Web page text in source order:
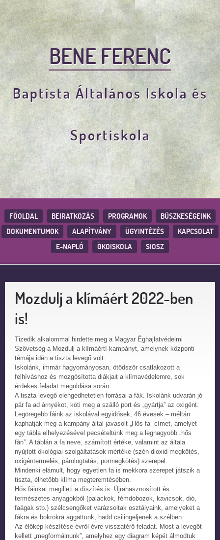
BENE FERENC
Baptista Általános Iskola és
Sportiskola
FŐOLDAL BEIRATKOZÁS PROGRAMOK
BÜSZKESÉGEINK
DOKUMENTUMOK
ALAPÍTVÁNY ÜGYINTÉZÉS
KAPCSOLAT
E-NAPLÓ
ÖKOISKOLA SIOSZ
Mozdulj a klímáért 2022-ben
is!
Tizedik alkalommal hirdette meg a Magyar Éghajlatvédelmi
Szövetség a Mozdulj a klímáért! kampányt, amelynek központi
témája idén a tiszta levegő volt.
Iskolánk, immár hagyományosan, ötödször csatlakozott a
felhíváshoz és mozgósította diákjait a klímavédelemre, sok
érdekes feladat megoldása során.
A tiszta levegő elengedhetetlen forrásai a fák. Iskolánk udvarán jó
pár fa ad árnyékot, köti meg a szálló port és „gyártja” az oxigént.
Legöregebb fáink az iskolával egyidősek, 46 évesek – méltán
kaphatják meg a kampány által javasolt „Hős fa” címet, amelyet
egy tábla elhelyezésével pecsételtünk meg a legnagyobb „hős
fán”. A táblán a fa neve, számított értéke, valamint az általa
nyújtott ökológiai szolgáltatások mértéke (szén-dioxid-megkötés,
oxigéntermelés, párologtatás, pormegkötés) szerepel.
Mindenki elámult, hogy egyetlen fa is mekkora szerepet játszik a
tiszta, élhetőbb klíma megteremtésében.
Hős fáinkat megilleti a díszítés is. Újrahasznosított és
természetes anyagokból (palackok, fémdobozok, kavicsok, dió,
faágak stb.) szélcsengőket varázsoltak osztályaink, amelyeket a
fákra és bokrokra aggattunk, hadd csilingeljenek a szélben.
Az élőkép készítése évről évre visszatérő feladat. Most a levegőt
kellett „megformálnunk”, amelyhez egy diagram képét álmodtuk